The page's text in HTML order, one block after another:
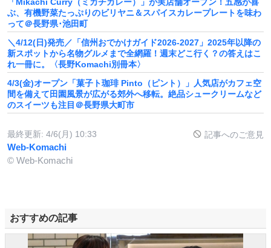
ぶ、有機野菜たっぷりのビリヤニ＆スパイスカレープレートを味わ
って＠長野県･池田町
＼4/12(日)発売／「信州おでかけガイド2026-2027」2025年以降の
新スポットから名物グルメまで全網羅！週末どこ行く？の答えはこ
れ一冊に。〈長野Komachi別冊本〉
4/3(金)オープン「菓子ト珈琲 Pinto（ピント）」人気店がカフェ空
間を備えて田園風景が広がる郊外へ移転。絶品シュークリームなど
のスイーツも注目＠長野県大町市
最終更新: 4/6(月) 10:33 記事へのご意見
Web-Komachi
© Web-Komachi
おすすめの記事